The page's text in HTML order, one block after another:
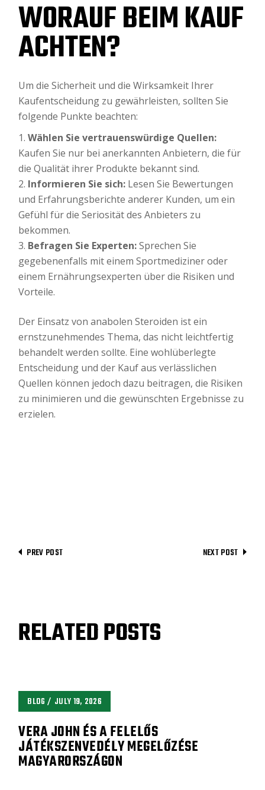
WORAUF BEIM KAUF
ACHTEN?
Um die Sicherheit und die Wirksamkeit Ihrer
Kaufentscheidung zu gewährleisten, sollten Sie
folgende Punkte beachten:
Wählen Sie vertrauenswürdige Quellen:
Kaufen Sie nur bei anerkannten Anbietern, die für
die Qualität ihrer Produkte bekannt sind.
Informieren Sie sich: Lesen Sie Bewertungen
und Erfahrungsberichte anderer Kunden, um ein
Gefühl für die Seriosität des Anbieters zu
bekommen.
Befragen Sie Experten:Sprechen Sie
gegebenenfalls mit einem Sportmediziner oder
einem Ernährungsexperten über die Risiken und
Vorteile.
Der Einsatz von anabolen Steroiden ist ein
ernstzunehmendes Thema, das nicht leichtfertig
behandelt werden sollte. Eine wohlüberlegte
Entscheidung und der Kauf aus verlässlichen
Quellen können jedoch dazu beitragen, die Risiken
zu minimieren und die gewünschten Ergebnisse zu
erzielen.
PREV POST NEXT POST
RELATED POSTS
BLOG JULY 19, 2026
VERA JOHN ÉS A FELELŐS
JÁTÉKSZENVEDÉLY MEGELŐZÉSE
MAGYARORSZÁGON